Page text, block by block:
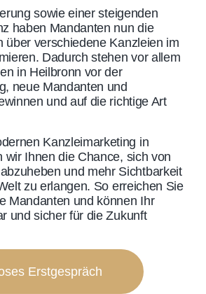
sowie einer steigenden
haben Mandanten nun die
über verschiedene Kanzleien im
Dadurch stehen vor allem
in Heilbronn vor der
neue Mandanten und
und auf die richtige Art
Kanzleimarketing in
wir Ihnen die Chance, sich von
und mehr Sichtbarkeit
zu erlangen. So erreichen Sie
Mandanten und können Ihr
und sicher für die Zukunft
Erstgespräch